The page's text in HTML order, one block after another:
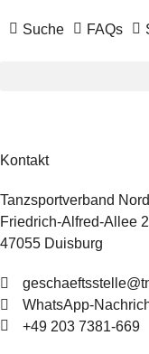
Suche FAQs
Kontakt
Tanzsportverband
Friedrich-Alfred-Allee
47055 Duisburg
WhatsApp-
+49 203 7381-669